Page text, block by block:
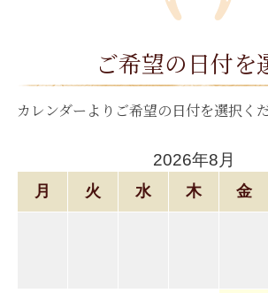
ご希望の日付を
カレンダーよりご希望の日付を選択くだ
2026年8月
月 火 水 木 金